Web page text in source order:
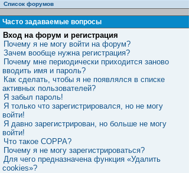
Список форумов
Часто задаваемые вопросы
Вход на форум и регистрация
Почему я не могу войти на форум?
Зачем вообще нужна регистрация?
Почему мне периодически приходится заново
вводить имя и пароль?
Как сделать, чтобы я не появлялся в списке
активных пользователей?
Я забыл пароль!
Я только что зарегистрировался, но не могу
войти!
Я давно зарегистрирован, но больше не могу
войти!
Что такое COPPA?
Почему я не могу зарегистрироваться?
Для чего предназначена функция «Удалить
cookies»?